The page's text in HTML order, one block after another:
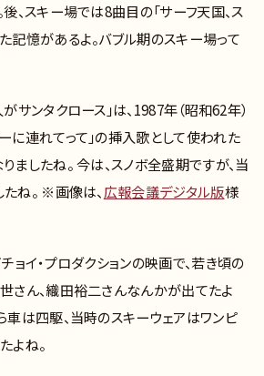
、スキー場では8曲目の「サーフ天国、ス
記憶があるよ。バブル期のスキー場って
サンタクロース」は、1987年（昭和62年）
に連れてって」の挿入歌として使われた
ましたね。 今は、スノボ全盛期ですが、当
ね。 ※画像は、 広報会議デジタル版様
ョイ・プロダクションの映画で、若き頃の
さん、織田裕二さんなんかが出てたよ
車は四駆、当時のスキーウェアはワンピ
よね。